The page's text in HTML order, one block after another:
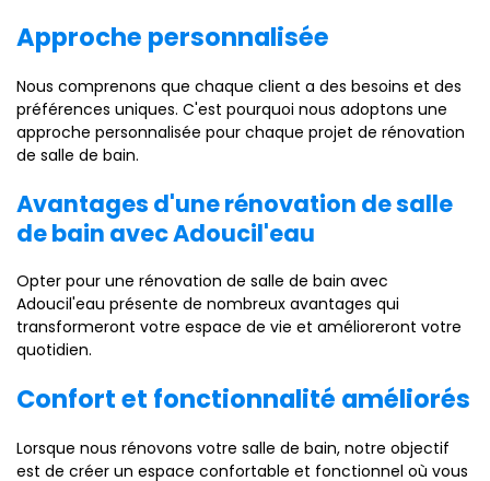
Approche personnalisée
Nous comprenons que chaque client a des besoins et des
préférences uniques. C'est pourquoi nous adoptons une
approche personnalisée pour chaque projet de rénovation
de salle de bain.
Avantages d'une rénovation de salle
de bain avec Adoucil'eau
Opter pour une rénovation de salle de bain avec
Adoucil'eau présente de nombreux avantages qui
transformeront votre espace de vie et amélioreront votre
quotidien.
Confort et fonctionnalité améliorés
Lorsque nous rénovons votre salle de bain, notre objectif
est de créer un espace confortable et fonctionnel où vous